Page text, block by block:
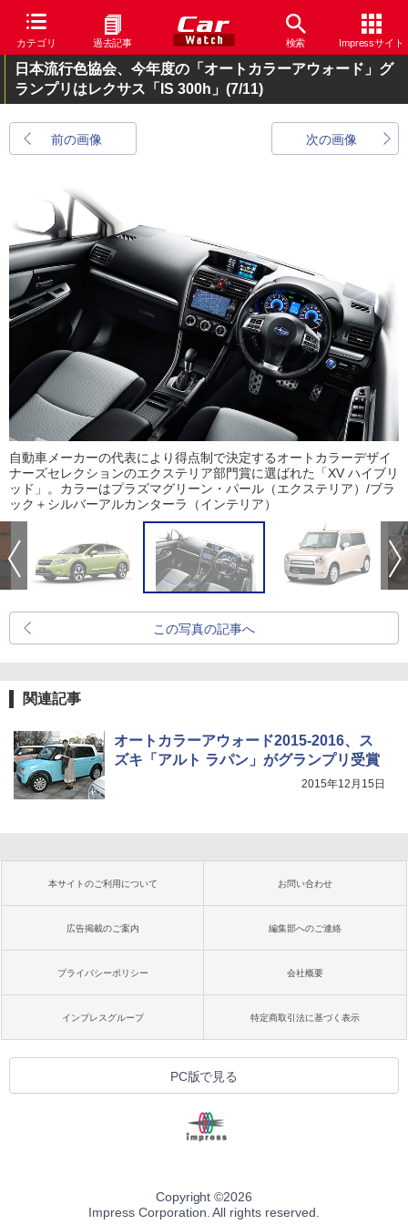
カテゴリ 過去記事 検索 Impressサイト
日本流行色協会、今年度の「オートカラーアウォード」グ
ランプリはレクサス「IS 300h」 (7/11)
前の画像 次の画像
自動車メーカーの代表により得点制で決定するオートカラーデザイ
ナーズセレクションのエクステリア部門賞に選ばれた「XV ハイブリ
ッド」。カラーはプラズマグリーン・パール（エクステリア）/ブラ
ック＋シルバーアルカンターラ（インテリア）
この写真の記事へ
関連記事
オートカラーアウォード2015-2016、ス
ズキ「アルト ラパン」がグランプリ受賞
2015年12月15日
本サイトのご利用について お問い合わせ
広告掲載のご案内 編集部へのご連絡
プライバシーポリシー 会社概要
インプレスグループ 特定商取引法に基づく表示
PC版で見る
Copyright ©2026
Impress Corporation. All rights reserved.